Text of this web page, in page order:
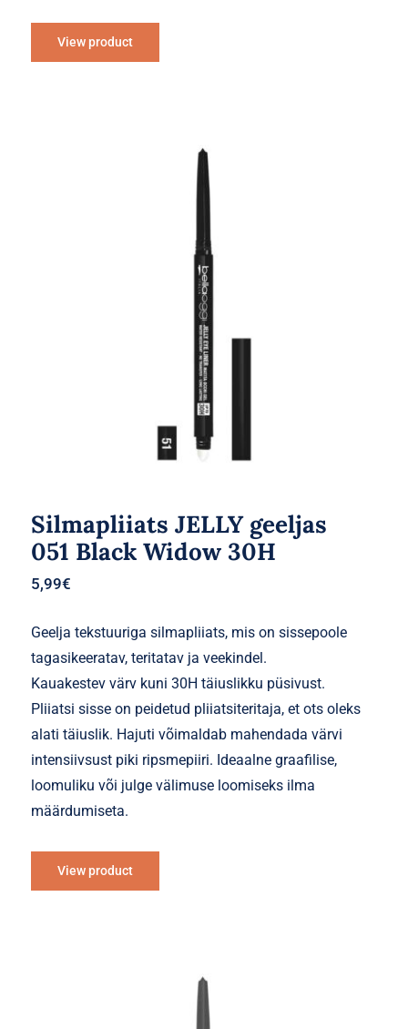
View product
Silmapliiats JELLY geeljas
051 Black Widow 30H
5,99€
Geelja tekstuuriga silmapliiats, mis on sissepoole
tagasikeeratav, teritatav ja veekindel.
Kauakestev värv kuni 30H täiuslikku püsivust.
Pliiatsi sisse on peidetud pliiatsiteritaja, et ots oleks
alati täiuslik. Hajuti võimaldab mahendada värvi
intensiivsust piki ripsmepiiri. Ideaalne graafilise,
loomuliku või julge välimuse loomiseks ilma
määrdumiseta.
View product